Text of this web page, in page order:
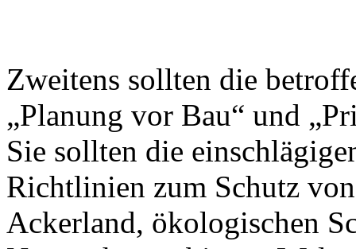
Zweitens sollten die
„Planung vor Bau“ und
Sie sollten die
Richtlinien zum Schutz
Ackerland, ökologischen